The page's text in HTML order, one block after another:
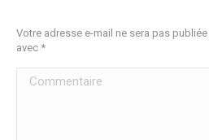
Votre adresse e-mail ne sera pas
avec *
Commentaire